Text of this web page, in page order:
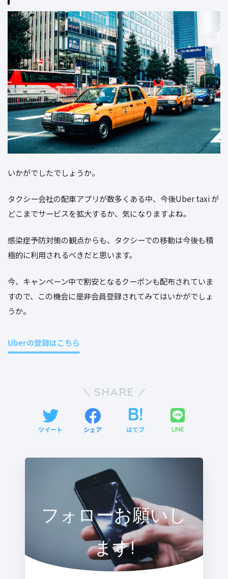
いかがでしたでしょうか。
タクシー会社の配車アプリが数多くある中、今後Uber taxi が
どこまでサービスを拡大するか、気になりますよね。
感染症予防対策の観点からも、タクシーでの移動は今後も積
極的に利用されるべきだと思います。
今、キャンペーン中で割安となるクーポンも配布されていま
すので、この機会に是非会員登録されてみてはいかがでしょ
うか。
Uberの登録はこちら
SHARE
ツイート シェア はてブ LINE
フォローお願いし
ます!